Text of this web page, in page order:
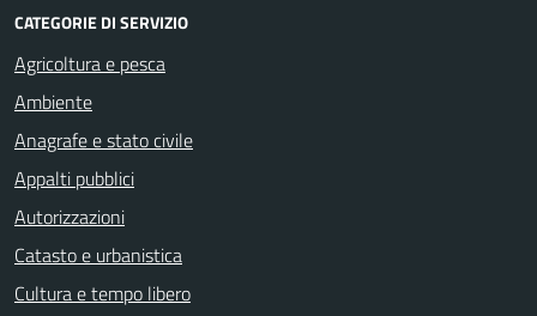
CATEGORIE DI SERVIZIO
Agricoltura e pesca
Ambiente
Anagrafe e stato civile
Appalti pubblici
Autorizzazioni
Catasto e urbanistica
Cultura e tempo libero